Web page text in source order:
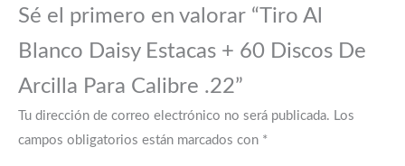
Sé el primero en valorar “Tiro Al
Blanco Daisy Estacas + 60 Discos De
Arcilla Para Calibre .22”
Tu dirección de correo electrónico no será publicada. Los
campos obligatorios están marcados con *